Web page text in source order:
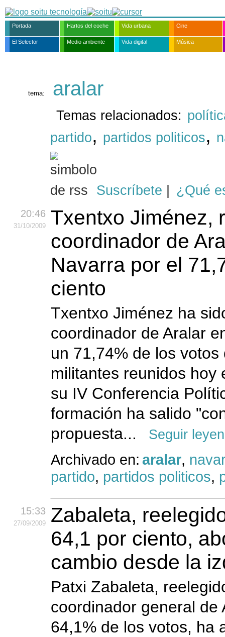
Portada Hartos del coche Vida urbana Cine
El Selector Medio ambiente Vida digital Música
tema: aralar
Temas relacionados:
partido, partidos politicos,
Suscríbete ¿Qué
20:46
31/10/2009
Txentxo Jiménez,
coordinador de
Navarra por el
ciento
Txentxo Jiménez ha
coordinador de Aralar
un 71,74% de los votos
militantes reunidos hoy
su IV Conferencia
formación ha salido
propuesta...
Seguir
Archivado en: aralar,
partido, partidos politicos,
15:33
27/09/2009
Zabaleta,
64,1 por ciento,
cambio desde la
Patxi Zabaleta,
coordinador general de
64,1% de los votos, ha